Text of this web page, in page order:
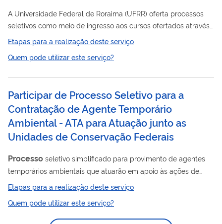
A Universidade Federal de Roraima (UFRR) oferta processos
seletivos como meio de ingresso aos cursos ofertados através
de sua Comissão Permanente de Vestibular. A instituição
disponibiliza vagas no Sistema de Seleção Unificada
(Enem/Sisu), noProcessoSeletivo Específico Indígena (PSEI),
nos cursos de Licenciatura em Educação do Campo, além do
Etapas para a realização deste serviço
Quem pode utilizar este serviço?
Participar de Processo Seletivo para a
Contratação de Agente Temporário
Ambiental - ATA para Atuação junto as
Unidades de Conservação Federais
Processo seletivo simplificado para provimento de agentes
temporários ambientais que atuarão em apoio às ações de
conservação da biodiversidade e gestão das unidades de
conservação federais desenvolvidas pelo Instituto Chico
Mendes de Conservação da Biodiversidade, tendo por base,
artigo 12, da Lei Federal nº 7.957/1989. Consulte os Editais:
Etapas para a realização deste serviço
Quem pode utilizar este serviço?